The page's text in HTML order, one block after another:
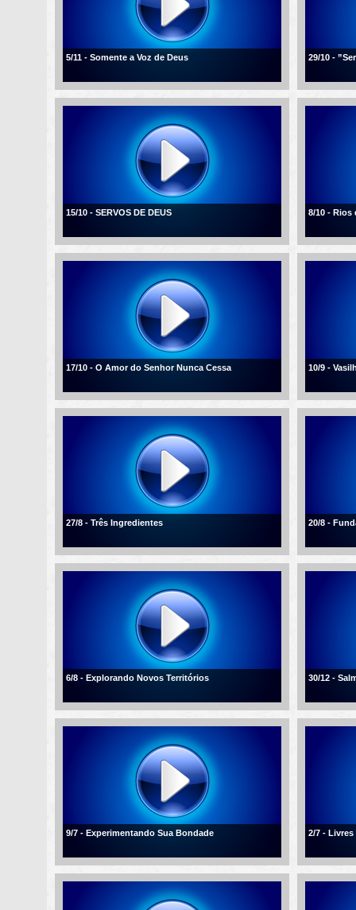
5/11 - Somente a Voz de Deus 29/10 -
15/10 - SERVOS DE DEUS 8/10 - Rios
17/10 - O Amor do Senhor Nunca Cessa 10/9 -
27/8 - Três Ingredientes 20/8 -
6/8 - Explorando Novos Territórios 30/12 -
9/7 - Experimentando Sua Bondade 2/7 -